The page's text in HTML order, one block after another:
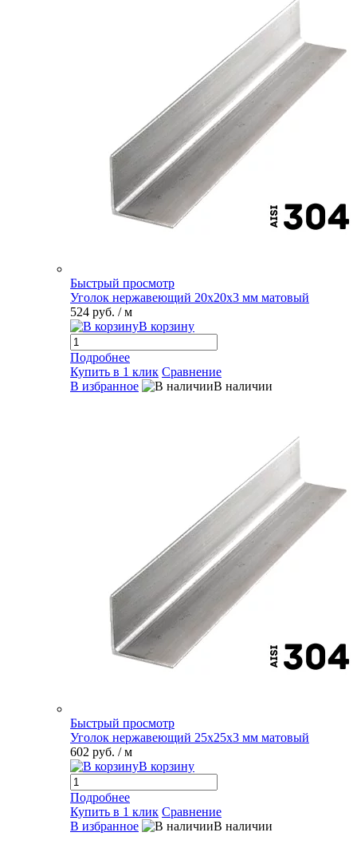
Быстрый просмотр
Уголок нержавеющий 20х20х3 мм матовый
524 руб. / м
В корзину
Подробнее
Купить в 1 клик Сравнение
В избранное
В наличии
Быстрый просмотр
Уголок нержавеющий 25х25х3 мм матовый
602 руб. / м
В корзину
Подробнее
Купить в 1 клик Сравнение
В избранное
В наличии